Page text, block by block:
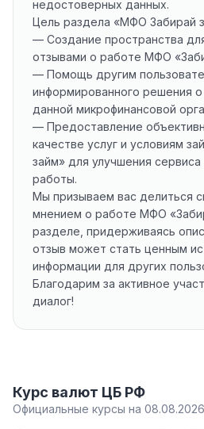
недостоверных данных.
Цель раздела «МФО Забирай
— Создание пространства
отзывами о работе МФО
— Помощь другим
информированного решения
данной микрофинансовой
— Предоставление
качестве услуг и условиям
займ» для улучшения сервиса
работы.
Мы призываем вас делиться
мнением о работе МФО
разделе, придерживаясь
отзыв может стать ценным
информации для других
Благодарим за активное
диалог!
Курс валют ЦБ РФ
Официальные курсы на 08.08.2026